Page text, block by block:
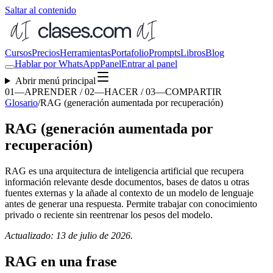
Saltar al contenido
CursosPreciosHerramientasPortafolioPromptsLibrosBlog
Hablar por WhatsAppPanelEntrar al panel
Abrir menú principal
01—APRENDER / 02—HACER / 03—COMPARTIR
Glosario/RAG (generación aumentada por recuperación)
RAG (generación aumentada por
recuperación)
RAG es una arquitectura de inteligencia artificial que recupera
información relevante desde documentos, bases de datos u otras
fuentes externas y la añade al contexto de un modelo de lenguaje
antes de generar una respuesta. Permite trabajar con conocimiento
privado o reciente sin reentrenar los pesos del modelo.
Actualizado: 13 de julio de 2026.
RAG en una frase